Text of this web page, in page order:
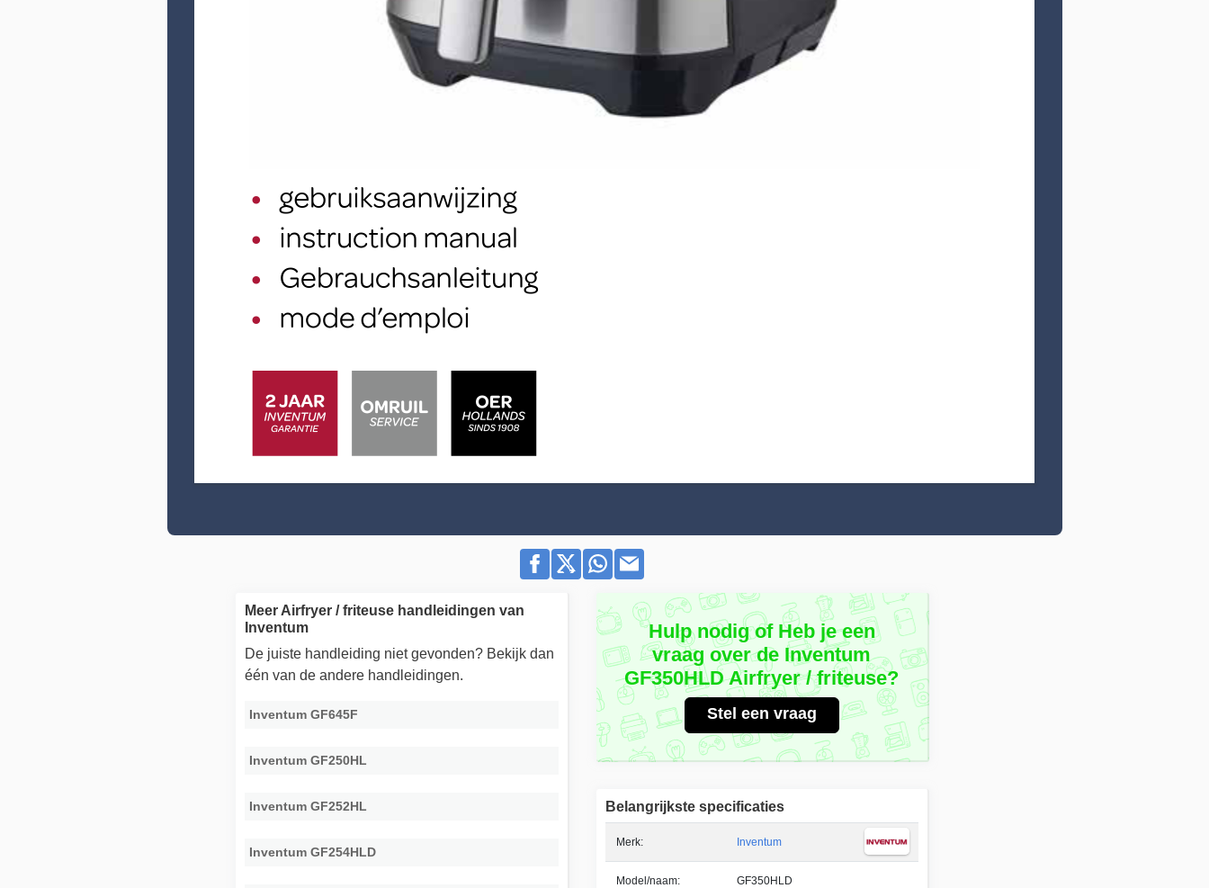
Hulp nodig of Heb je een
vraag over de Inventum
GF350HLD Airfryer / friteuse?
Stel een vraag
Belangrijkste specificaties
Merk: Inventum
Model/naam: GF350HLD
Meer Airfryer / friteuse handleidingen van
Inventum
De juiste handleiding niet gevonden? Bekijk dan
één van de andere handleidingen.
Inventum GF645F
Inventum GF250HL
Inventum GF252HL
Inventum GF254HLD